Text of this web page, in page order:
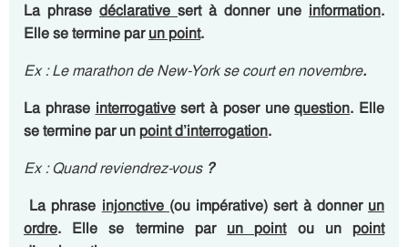
La phrase déclarative sert à donner une information.
Elle se termine parun point.
Ex : Le marathon de New-York se court en novembre.
La phrase interrogativesert à poser unequestion. Elle
se termine par unpoint d’interrogation.
Ex : Quand reviendrez-vous ?
La phrase injonctive (ou impérative) sert à donner un
ordre. Elle se termine par un pointou unpoint